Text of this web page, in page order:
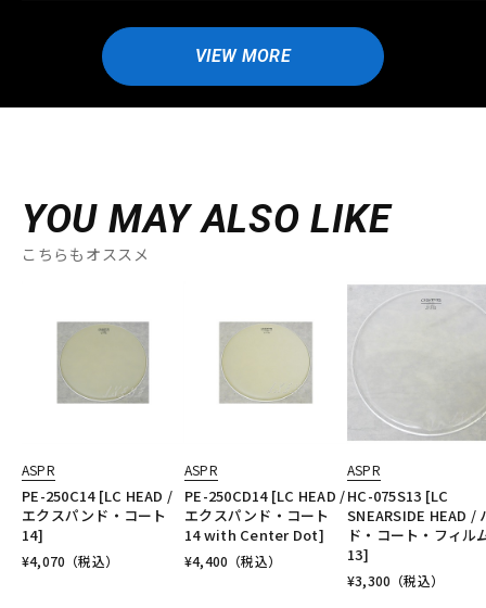
VIEW MORE
YOU MAY ALSO LIKE
こちらもオススメ
ASPR
PE-250C14 [LC HEAD /
エクスパンド・コート
14]
¥4,070 （税込）
ASPR
PE-250CD14 [LC HEAD /
エクスパンド・コート
14 with Center Dot]
¥4,400 （税込）
ASPR
HC-075S13 [LC
SNEARSIDE HEAD /
ド・コート・フィル
13]
¥3,300 （税込）